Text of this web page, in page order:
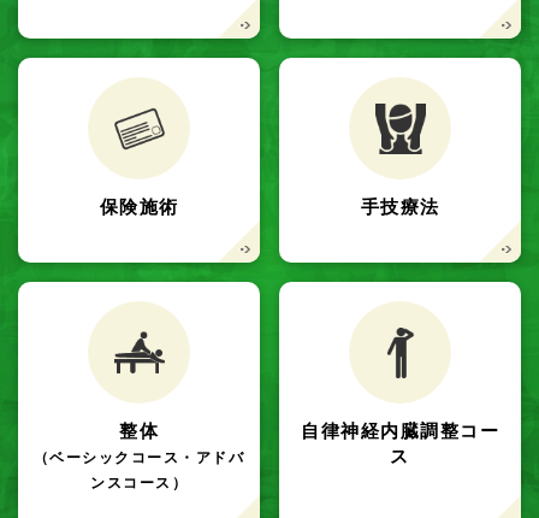
保険施術 手技療法
整体
（ベーシックコース・アドバ
ンスコース）
自律神経内臓調整コー
ス